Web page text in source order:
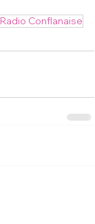
Radio Conflanaise